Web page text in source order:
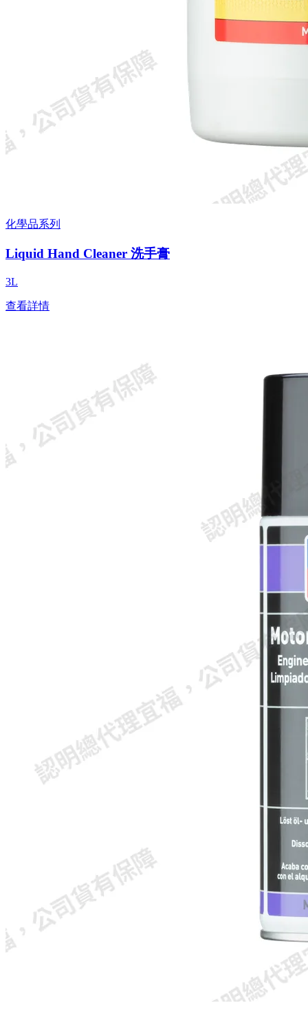
化學品系列
Liquid Hand Cleaner 洗手膏
3L
查看詳情